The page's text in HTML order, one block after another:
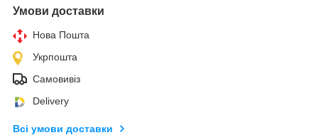
Умови доставки
Нова Пошта
Укрпошта
Самовивіз
Delivery
Всі умови доставки